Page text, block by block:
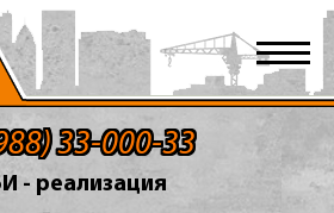
33-000-33
- реализация